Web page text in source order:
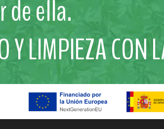
de ella.
Y LIMPIEZA CON